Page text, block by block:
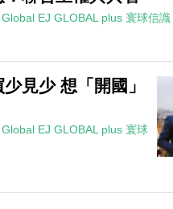
Global EJ GLOBAL plus 寰球信識
見少 想「開國」
Global EJ GLOBAL plus 寰球